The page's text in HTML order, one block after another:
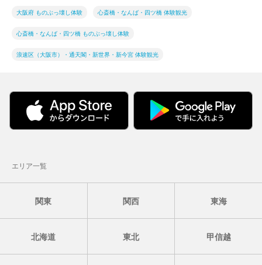
大阪府 ものぶっ壊し体験 心斎橋・なんば・四ツ橋 体験観光
心斎橋・なんば・四ツ橋 ものぶっ壊し体験
浪速区（大阪市）・通天閣・新世界・新今宮 体験観光
エリア一覧
関東 関西 東海
北海道 東北 甲信越